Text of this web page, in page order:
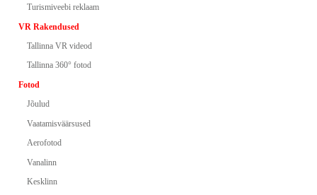
Turismiveebi reklaam
VR Rakendused
Tallinna VR videod
Tallinna 360° fotod
Fotod
Jõulud
Vaatamisväärsused
Aerofotod
Vanalinn
Kesklinn